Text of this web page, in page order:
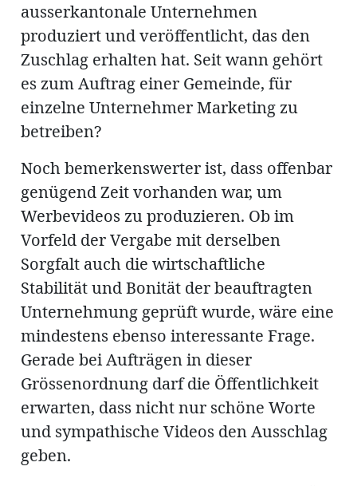
ausserkantonale Unternehmen
produziert und veröffentlicht, das den
Zuschlag erhalten hat. Seit wann gehört
es zum Auftrag einer Gemeinde, für
einzelne Unternehmer Marketing zu
betreiben?
Noch bemerkenswerter ist, dass offenbar
genügend Zeit vorhanden war, um
Werbevideos zu produzieren. Ob im
Vorfeld der Vergabe mit derselben
Sorgfalt auch die wirtschaftliche
Stabilität und Bonität der beauftragten
Unternehmung geprüft wurde, wäre eine
mindestens ebenso interessante Frage.
Gerade bei Aufträgen in dieser
Grössenordnung darf die Öffentlichkeit
erwarten, dass nicht nur schöne Worte
und sympathische Videos den Ausschlag
geben.